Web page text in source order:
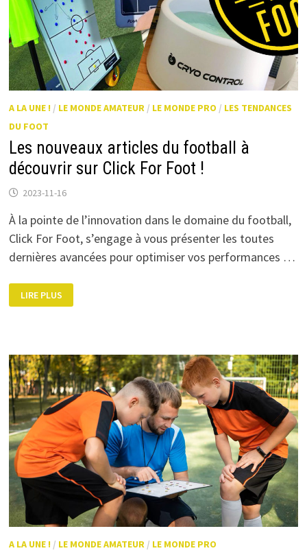
A LA UNE ! / LE MONDE AMATEUR/ LE MONDE PRO / LES TENDANCES
DU FOOT
Les nouveaux articles du football à
découvrir sur Click For Foot !
2023-11-16
À la pointe de l’innovation dans le domaine du football,
Click For Foot, s’engage à vous présenter les toutes
dernières avancées pour optimiser vos performances …
NOUVEAUX
ARTICLES
SUR
CLICK
FOR
FOOT
!
LIRE PLUS
A LA UNE ! / LE MONDE AMATEUR/ LE MONDE PRO